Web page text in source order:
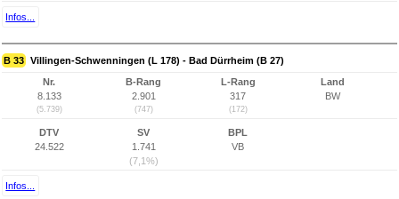
Infos...
B 33 Villingen-Schwenningen (L 178) - Bad Dürrheim (B 27)
Nr.
8.133
(5.739)
B-Rang
2.901
(747)
L-Rang
317
(172)
Land
BW
DTV
24.522
SV
1.741
(7,1%)
BPL
VB
Infos...